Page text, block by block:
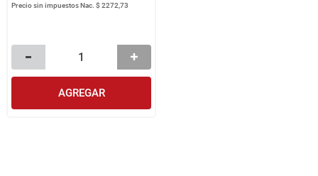
Precio sin impuestos Nac.$ 2272,73
AGREGAR